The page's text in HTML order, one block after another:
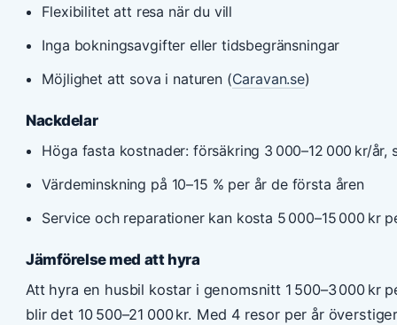
Flexibilitet att resa när du vill
Inga bokningsavgifter eller tidsbegränsningar
Möjlighet att sova i naturen (Caravan.se)
Nackdelar
Höga fasta kostnader: försäkring 3 000–12 000 kr/år,
Värdeminskning på 10–15 % per år de första åren
Service och reparationer kan kosta 5 000–15 000 kr
Jämförelse med att hyra
Att hyra en husbil kostar i genomsnitt 1 500–3 000 kr
blir det 10 500–21 000 kr. Med 4 resor per år